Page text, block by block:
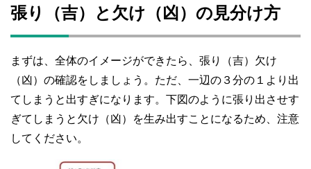
張り（吉）と欠け（凶）の見分け方
まずは、全体のイメージができたら、張り（吉）欠け
（凶）の確認をしましょう。ただ、一辺の３分の１より出
てしまうと出すぎになります。下図のように張り出させす
ぎてしまうと欠け（凶）を生み出すことになるため、注意
してください。